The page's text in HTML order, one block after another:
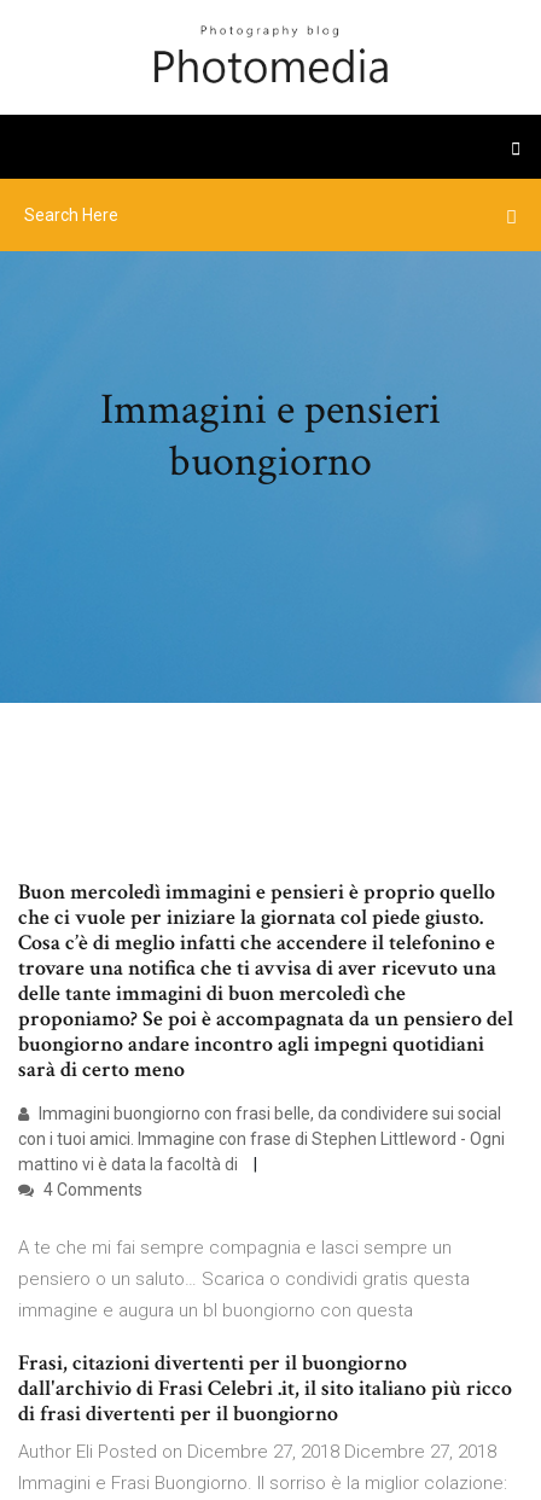
Immagini e pensieri
buongiorno
Buon mercoledì immagini e pensieri è proprio quello
che ci vuole per iniziare la giornata col piede giusto.
Cosa c’è di meglio infatti che accendere il telefonino e
trovare una notifica che ti avvisa di aver ricevuto una
delle tante immagini di buon mercoledì che
proponiamo? Se poi è accompagnata da un pensiero del
buongiorno andare incontro agli impegni quotidiani
sarà di certo meno
Immagini buongiorno con frasi belle, da condividere sui social
con i tuoi amici. Immagine con frase di Stephen Littleword - Ogni
mattino vi è data la facoltà di
4 Comments
A te che mi fai sempre compagnia e lasci sempre un
pensiero o un saluto… Scarica o condividi gratis questa
immagine e augura un bl buongiorno con questa
Frasi, citazioni divertenti per il buongiorno
dall'archivio di Frasi Celebri .it, il sito italiano più ricco
di frasi divertenti per il buongiorno
Author Eli Posted on Dicembre 27, 2018 Dicembre 27, 2018
Immagini e Frasi Buongiorno. Il sorriso è la miglior colazione: